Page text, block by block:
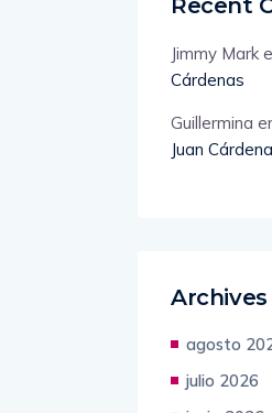
Recent
Jimmy Mark
Cárdenas
Guillermina
Juan
Archives
agosto
julio 2026